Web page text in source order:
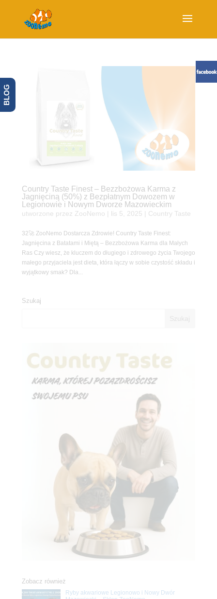
Country Taste Finest – Bezzbożowa Karma z
Jagnięciną (50%) z Bezpłatnym Dowozem w
Legionowie i Nowym Dworze Mazowieckim
utworzone przez ZooNemo lis 5, 2025 Country Taste
32🚀 ZooNemo Dostarcza Zdrowie! Country Taste Finest:
Jagnięcina z Batatami i Miętą – Bezzbożowa Karma dla Małych
Ras Czy wiesz, że kluczem do długiego i zdrowego życia Twojego
małego przyjaciela jest dieta, która łączy w sobie czystość składu i
wyjątkowy smak? Dla...
Szukaj
Zobacz również
Ryby akwariowe Legionowo i Nowy Dwór
BLOG